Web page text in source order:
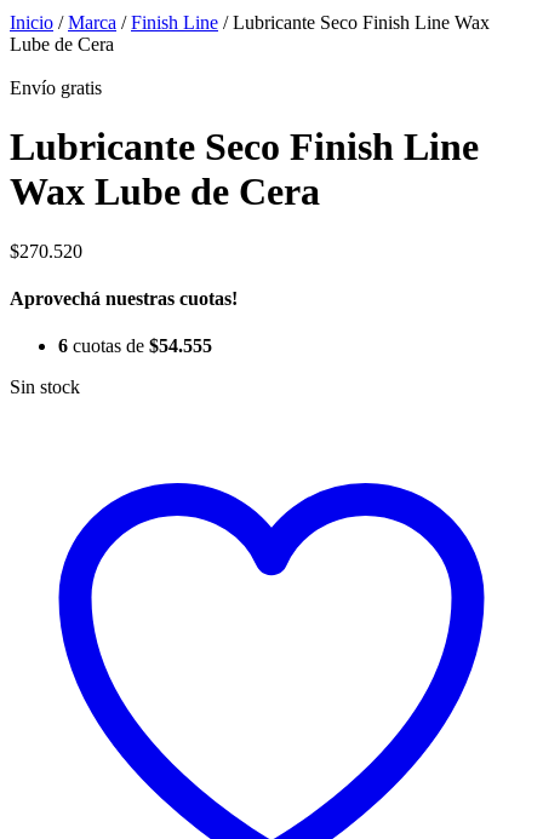
Inicio /Marca /Finish Line / Lubricante Seco Finish Line Wax
Lube de Cera
Envío gratis
Lubricante Seco Finish Line
Wax Lube de Cera
$270.520
Aprovechá nuestras cuotas!
6 cuotas de $54.555
Sin stock